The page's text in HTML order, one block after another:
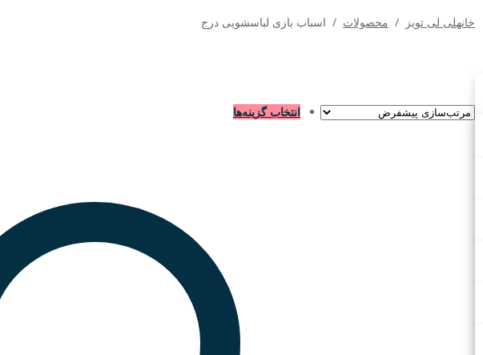
خانهلی لی تویز / محصولات / اسباب بازی لباسشویی درج
انتخاب گزینه‌ها